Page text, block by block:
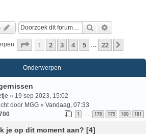
Zoek
Pagina Van22
1 2 3 4 5 22
Onderwerpen
» 19 sep 2023, 15:02
door MGG » Vandaag, 07:33
1 … 178 179 180 181
je op dit moment aan? [4]